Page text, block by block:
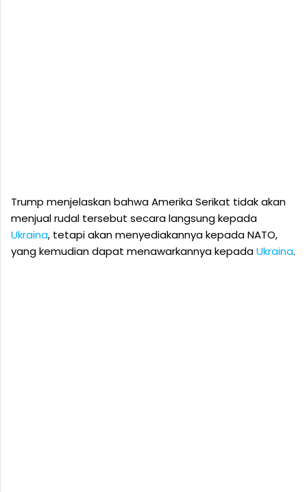
Trump menjelaskan bahwa Amerika Serikat tidak akan
menjual rudal tersebut secara langsung kepada
Ukraina, tetapi akan menyediakannya kepada NATO,
yang kemudian dapat menawarkannya kepadaUkraina.